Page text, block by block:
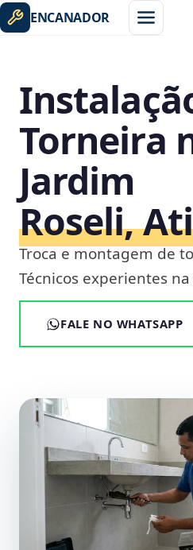
ENCANADOR
Torneira
Jardim
Roseli,
Troca e montagem de
Técnicos experientes
FALE NO WHATSAPP